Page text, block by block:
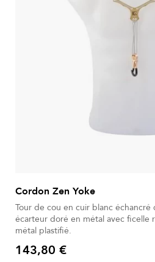
Cordon Zen Yoke
Tour de cou en cuir blanc
écarteur doré en métal avec ficelle
métal plastifié.
Prix
143,80 €